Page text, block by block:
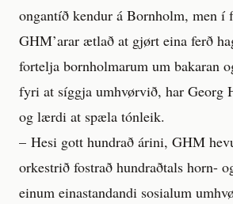
ongantíð kendur á Bornholm, men í
GHM’arar ætlað at gjørt eina ferð
fortelja bornholmarum um bakaran
fyri at síggja umhvørvið, har Georg
og lærdi at spæla tónleik.
– Hesi gott hundrað árini, GHM
orkestrið fostrað hundraðtals horn-
einum einastandandi sosialum